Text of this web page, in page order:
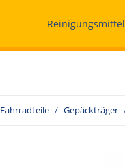
Reinigungsmittel
Fahrradteile Gepäckträger